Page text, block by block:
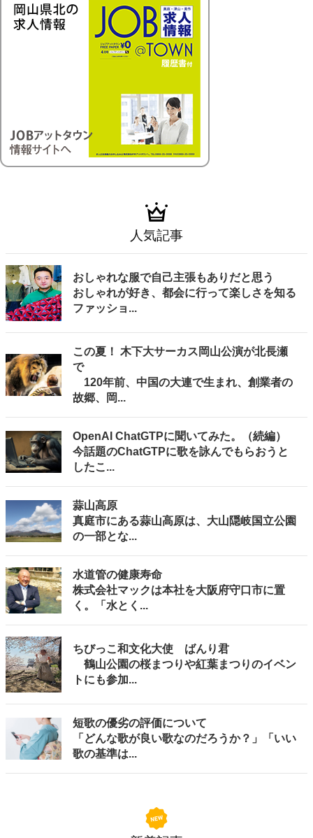
人気記事
おしゃれな服で自己主張もありだと思う
おしゃれが好き、都会に行って楽しさを知る
ファッショ...
この夏！ 木下大サーカス岡山公演が北長瀬
で
120年前、中国の大連で生まれ、創業者の
故郷、岡...
OpenAI ChatGTPに聞いてみた。（続編）
今話題のChatGTPに歌を詠んでもらおうと
したこ...
蒜山高原
真庭市にある蒜山高原は、大山隠岐国立公園
の一部とな...
水道管の健康寿命
株式会社マックは本社を大阪府守口市に置
く。「水とく...
ちびっこ和文化大使 ばんり君
鶴山公園の桜まつりや紅葉まつりのイベン
トにも参加...
短歌の優劣の評価について
「どんな歌が良い歌なのだろうか？」「いい
歌の基準は...